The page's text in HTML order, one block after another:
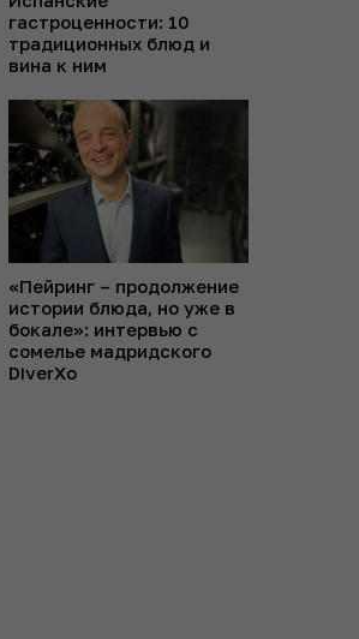
гастроценности: 10
традиционных блюд и
вина к ним
«Пейринг – продолжение
истории блюда, но уже в
бокале»: интервью с
сомелье мадридского
DiverXo